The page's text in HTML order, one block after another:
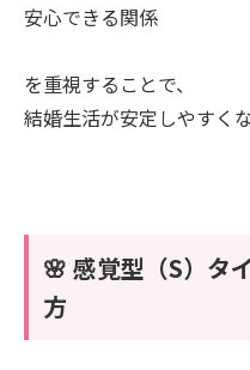
安心できる関係
を重視することで、
結婚生活が安定しやすく
🌸 感覚型（S）タ
方